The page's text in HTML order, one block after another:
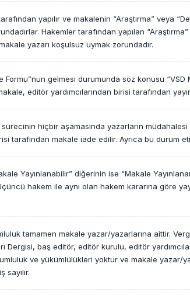
yapılır ve makalenin “Araştırma” veya
Hakemler tarafından yapılan
yazarı koşulsuz uymak zorundadır.
Formu”nun gelmesi durumunda söz konusu
editör yardımcılarından birisi tarafından
sürecinin hiçbir aşamasında yazarların
tarafından makale iade edilir. Ayrıca bu durum
Yayınlanabilir” diğerinin ise “Makale
hakem ile aynı olan hakem kararına göre
tamamen makale yazar/yazarlarına aittir.
baş editör, editör kurulu, editör
ve yükümlülükleri yoktur ve makale yazar/